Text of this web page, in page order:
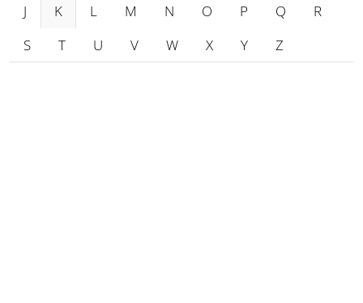
J
K L M N O P Q
R
S
T U V W X Y Z